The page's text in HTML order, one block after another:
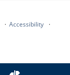
Accessibility